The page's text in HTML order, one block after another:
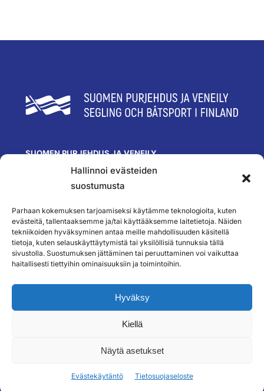
Hallinnoi evästeiden
suostumusta
Parhaan kokemuksen tarjoamiseksi käytämme teknologioita, kuten
evästeitä, tallentaaksemme ja/tai käyttääksemme laitetietoja. Näiden
tekniikoiden hyväksyminen antaa meille mahdollisuuden käsitellä
tietoja, kuten selauskäyttäytymistä tai yksilöllisiä tunnuksia tällä
sivustolla. Suostumuksen jättäminen tai peruuttaminen voi vaikuttaa
haitallisesti tiettyihin ominaisuuksiin ja toimintoihin.
Hyväksy
Kiellä
Näytä asetukset
Evästekäytäntö Tietosuojaseloste
SUOMEN PURJEHDUS JA VENEILY
Olympiastadion
Paavo Nurmen tie 1
toimisto@spv.fi
Yhteystiedot
SEURAA MEITÄ
TILAA UUTISKIRJEEMME